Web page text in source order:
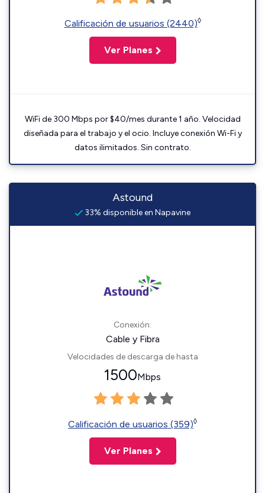
Calificación de usuarios (2440)◊
Ver Planes
WiFi de 300 Mbps por $40/mes durante 1 año. Velocidad
diseñada para el trabajo y el ocio. Incluye conexión Wi-Fi y
datos ilimitados. Sin contrato.
Astound
33% disponible en Napavine
Conexión:
Cable y Fibra
Velocidades de descarga de hasta
1500Mbps
Calificación de usuarios (359)◊
Ver Planes